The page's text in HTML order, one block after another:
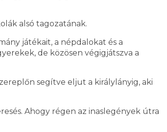
alsó tagozatának.
játékait, a népdalokat és a
de közösen végigjátszva a
segítve eljut a királylányig, aki
Ahogy régen az inaslegények útra